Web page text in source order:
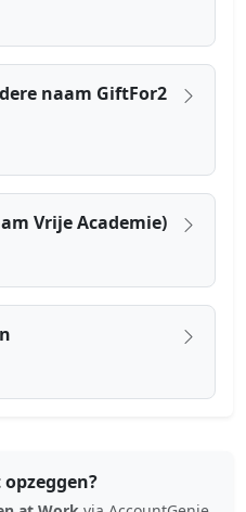
naam GiftFor2
Vrije Academie)